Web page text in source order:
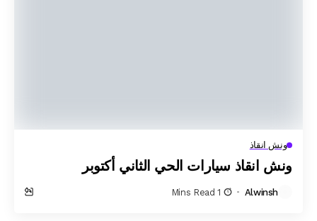
ونش انقاذ
ونش انقاذ سيارات الحي الثاني أكتوبر
Alwinsh
1 Mins Read